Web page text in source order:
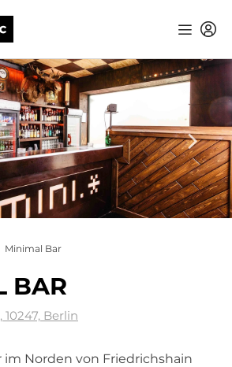
Minimal Bar
BAR
10247, Berlin
im Norden von Friedrichshain